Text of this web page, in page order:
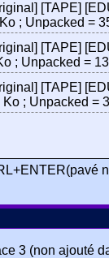
[TAPE]
; Unpacked =
[TAPE]
; Unpacked =
[TAPE]
; Unpacked =
3 (non ajouté